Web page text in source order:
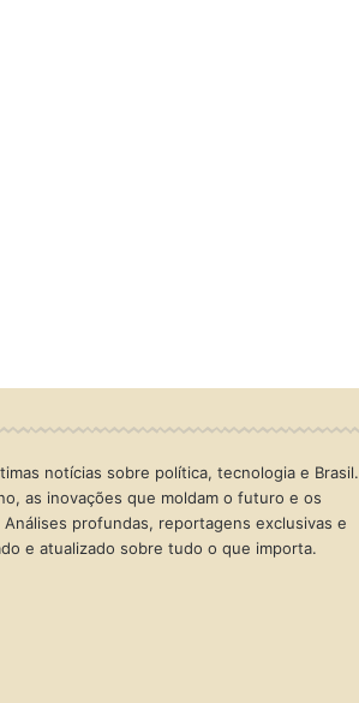
notícias sobre política, tecnologia e Brasil.
as inovações que moldam o futuro e os
profundas, reportagens exclusivas e
e atualizado sobre tudo o que importa.